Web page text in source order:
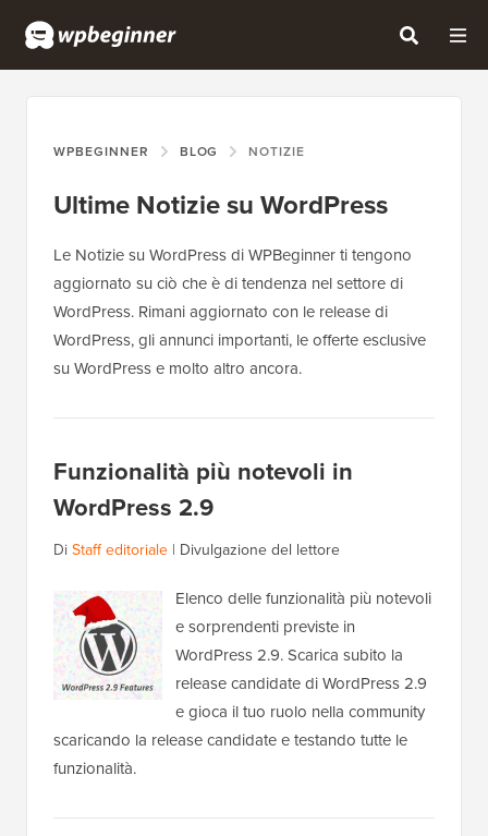
WPBEGINNER BLOG NOTIZIE
Ultime Notizie su WordPress
Le Notizie su WordPress di WPBeginner ti tengono
aggiornato su ciò che è di tendenza nel settore di
WordPress. Rimani aggiornato con le release di
WordPress, gli annunci importanti, le offerte esclusive
su WordPress e molto altro ancora.
Funzionalità più notevoli in
WordPress 2.9
DiStaff editoriale | Divulgazione del lettore
Elenco delle funzionalità più notevoli
e sorprendenti previste in
WordPress 2.9. Scarica subito la
release candidate di WordPress 2.9
e gioca il tuo ruolo nella community
scaricando la release candidate e testando tutte le
funzionalità.